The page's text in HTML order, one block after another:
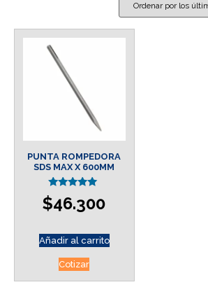
PUNTA ROMPEDORA
SDS MAX X 600MM
Valorado en
5.00
de 5
$46.300
Añadir al carrito
Cotizar